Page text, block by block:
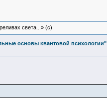
света...» (c)
основы квантовой психологии"